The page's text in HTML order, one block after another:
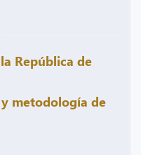
República de
metodología de